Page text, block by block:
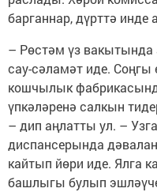
барганнар, дүрттә инде
– Рөстәм үз вакытында
сау-сәламәт иде.
кошчылык
үпкәләренә салкын
– дип аңлатты ул. –
диспансерында
кайтып йөри иде. Ялга
башлыгы булып